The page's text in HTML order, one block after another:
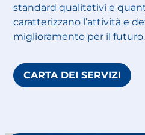
standard qualitativi e
caratterizzano l’attività e
miglioramento per il futuro.
CARTA DEI SERVIZI